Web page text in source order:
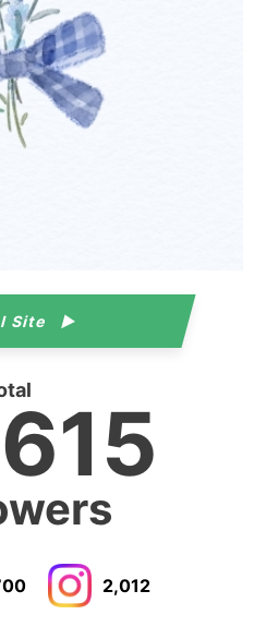
Site
2,012